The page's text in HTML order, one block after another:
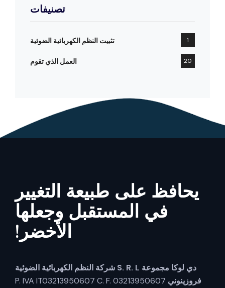
تصنيفات
تثبيت النظم الكهربائية الضوئية 1
العمل الذي تقوم 20
يحافظ على طبيعة التغيير
في المستقبل وجعلها
الأخضر!
دي لوكا مجموعة S. R. L
شركة النظم الكهربائية الضوئية
فروزينوني P. IVA IT03213950607 C. F. 03213950607